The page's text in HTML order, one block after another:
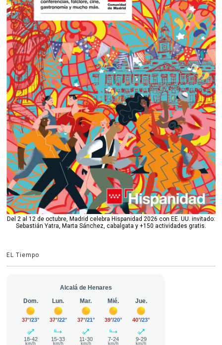
Del 2 al 12 de octubre, Madrid celebra Hispanidad 2026 con EE. UU. invitado:
Sebastián Yatra, Marta Sánchez, cabalgata y +150 actividades gratis.
EL Tiempo